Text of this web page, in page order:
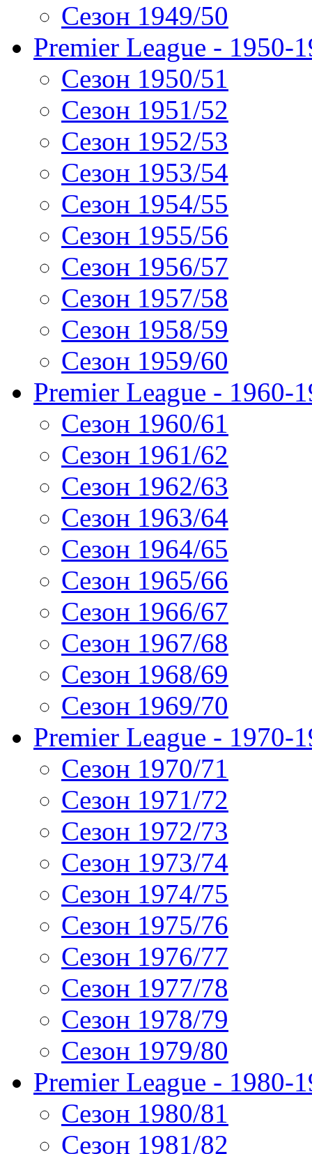
Сезон 1949/50
Premier League - 1950-
Сезон 1950/51
Сезон 1951/52
Сезон 1952/53
Сезон 1953/54
Сезон 1954/55
Сезон 1955/56
Сезон 1956/57
Сезон 1957/58
Сезон 1958/59
Сезон 1959/60
Premier League - 1960-
Сезон 1960/61
Сезон 1961/62
Сезон 1962/63
Сезон 1963/64
Сезон 1964/65
Сезон 1965/66
Сезон 1966/67
Сезон 1967/68
Сезон 1968/69
Сезон 1969/70
Premier League - 1970-
Сезон 1970/71
Сезон 1971/72
Сезон 1972/73
Сезон 1973/74
Сезон 1974/75
Сезон 1975/76
Сезон 1976/77
Сезон 1977/78
Сезон 1978/79
Сезон 1979/80
Premier League - 1980-
Сезон 1980/81
Сезон 1981/82